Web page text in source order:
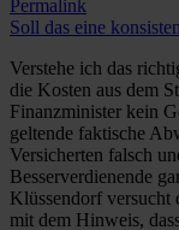
Permalink
Soll das eine
Verstehe ich das
die Kosten aus dem
Finanzminister kein
geltende faktische
Versicherten falsch
Besserverdienende
Klüssendorf versucht
mit dem Hinweis,